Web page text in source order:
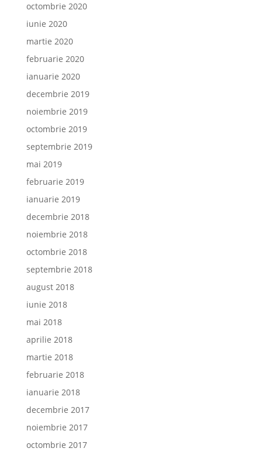
octombrie 2020
iunie 2020
martie 2020
februarie 2020
ianuarie 2020
decembrie 2019
noiembrie 2019
octombrie 2019
septembrie 2019
mai 2019
februarie 2019
ianuarie 2019
decembrie 2018
noiembrie 2018
octombrie 2018
septembrie 2018
august 2018
iunie 2018
mai 2018
aprilie 2018
martie 2018
februarie 2018
ianuarie 2018
decembrie 2017
noiembrie 2017
octombrie 2017